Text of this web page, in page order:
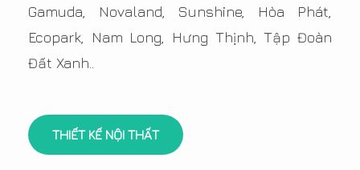
Gamuda, Novaland, Sunshine, Hòa Phát,
Ecopark, Nam Long, Hưng Thịnh, Tập Đoàn
Đất Xanh..
THIẾT KẾ NỘI THẤT